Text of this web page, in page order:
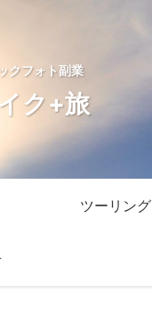
クフォト副業
ク+旅
ツーリング